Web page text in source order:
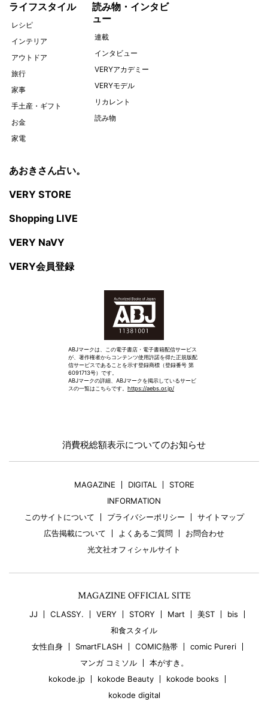
ライフスタイル
レシピ
インテリア
アウトドア
旅行
家事
手土産・ギフト
お金
家電
読み物・インタビ
ュー
連載
インタビュー
VERYアカデミー
VERYモデル
リカレント
読み物
あおきさん占い。
VERY STORE
Shopping LIVE
VERY NaVY
VERY会員登録
ABJマークは、この電子書店・電子書籍配信サービス
が、著作権者からコンテンツ使用許諾を得た正規版配
信サービスであることを示す登録商標（登録番号 第
6091713号）です。
ABJマークの詳細、ABJマークを掲示しているサービ
スの一覧はこちらです。 https://aebs.or.jp/
消費税総額表示についてのお知らせ
MAGAZINE DIGITAL
STORE
INFORMATION
このサイトについて
プライバシーポリシー
サイトマップ
広告掲載について
よくあるご質問
お問合わせ
光文社オフィシャルサイト
MAGAZINE OFFICIAL SITE
JJ CLASSY. VERY STORY Mart 美ST
bis
和食スタイル
女性自身
SmartFLASH COMIC熱帯
comic Pureri
マンガ コミソル
本がすき。
kokode.jp
kokode Beauty
kokode books
kokode digital